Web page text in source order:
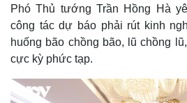
Phó Thủ tướng Trần Hồng Hà
công tác dự báo phải rút kinh
huống bão chồng bão, lũ chồng
cực kỳ phức tạp.